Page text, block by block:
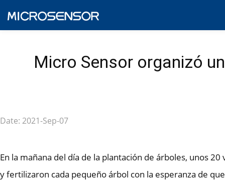
Micro Sensor organizó
Date: 2021-Sep-07
En la mañana del día de la plantación de árboles, unos
y fertilizaron cada pequeño árbol con la esperanza de